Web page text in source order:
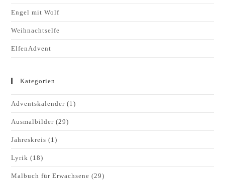
Engel mit Wolf
Weihnachtselfe
ElfenAdvent
Kategorien
Adventskalender (1)
Ausmalbilder (29)
Jahreskreis (1)
Lyrik (18)
Malbuch für Erwachsene (29)